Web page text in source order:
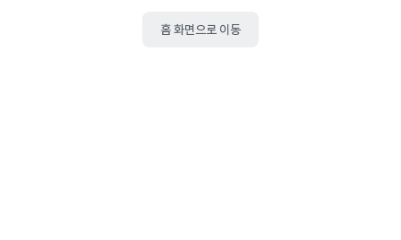
홈 화면으로 이동